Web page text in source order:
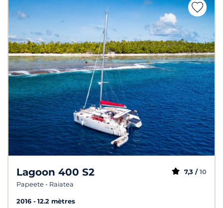
Lagoon 400 S2
Papeete - Raiatea
7,3 / 10
2016
12.2 mètres